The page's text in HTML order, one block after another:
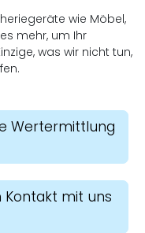
wie Möbel,
mehr, um Ihr
was wir nicht tun,
Wertermittlung
Kontakt mit uns